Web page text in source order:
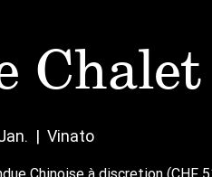
Chalet
  |
Vinato